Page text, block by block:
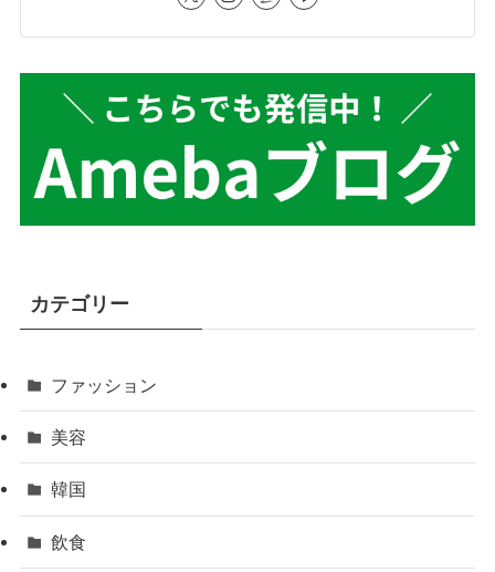
カテゴリー
ファッション
美容
韓国
飲食